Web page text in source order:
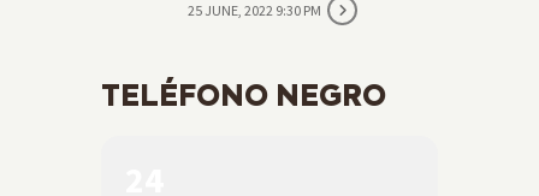
25 JUNE, 2022 9:30 PM
TELÉFONO NEGRO